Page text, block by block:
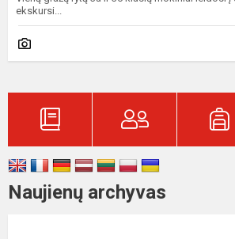
ekskursi...
Naujienų archyvas